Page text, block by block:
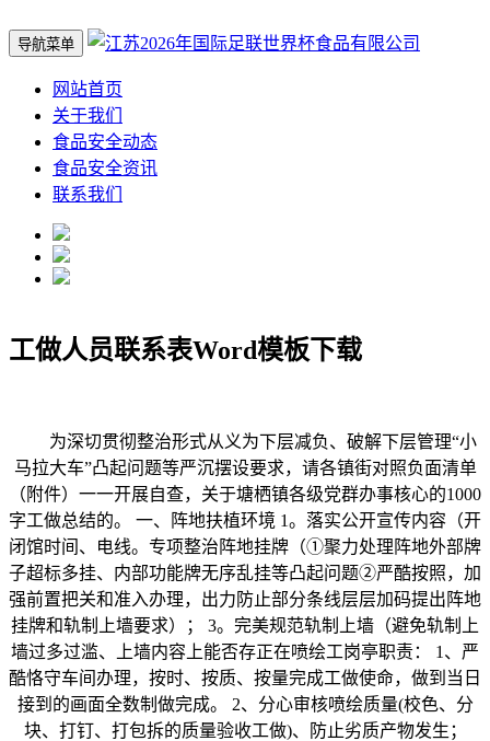
导航菜单
网站首页
关于我们
食品安全动态
食品安全资讯
联系我们
工做人员联系表Word模板下载
为深切贯彻整治形式从义为下层减负、破解下层管理“小
马拉大车”凸起问题等严沉摆设要求，请各镇街对照负面清单
（附件）一一开展自查，关于塘栖镇各级党群办事核心的1000
字工做总结的。 一、阵地扶植环境 1。落实公开宣传内容（开
闭馆时间、电线。专项整治阵地挂牌（①聚力处理阵地外部牌
子超标多挂、内部功能牌无序乱挂等凸起问题②严酷按照，加
强前置把关和准入办理，出力防止部分条线层层加码提出阵地
挂牌和轨制上墙要求）； 3。完美规范轨制上墙（避免轨制上
墙过多过滥、上墙内容上能否存正在喷绘工岗亭职责： 1、严
酷恪守车间办理，按时、按质、按量完成工做使命，做到当日
接到的画面全数制做完成。 2、分心审核喷绘质量(校色、分
块、打钉、打包拆的质量验收工做)、防止劣质产物发生；